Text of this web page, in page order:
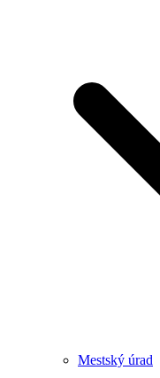
Mestský úrad